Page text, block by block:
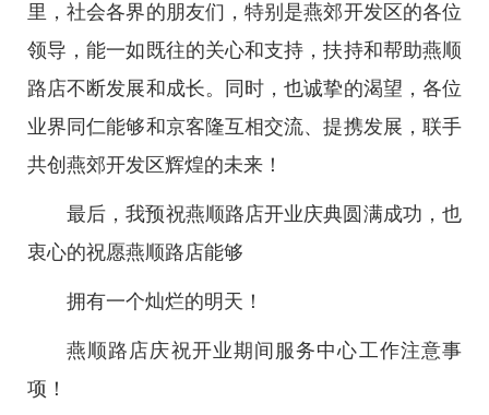
里，社会各界的朋友们，特别是燕郊开发区的各位
领导，能一如既往的关心和支持，扶持和帮助燕顺
路店不断发展和成长。同时，也诚挚的渴望，各位
业界同仁能够和京客隆互相交流、提携发展，联手
共创燕郊开发区辉煌的未来！
最后，我预祝燕顺路店开业庆典圆满成功，也
衷心的祝愿燕顺路店能够
拥有一个灿烂的明天！
燕顺路店庆祝开业期间服务中心工作注意事
项！